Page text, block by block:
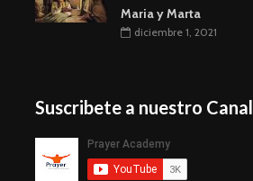
Maria y Marta
diciembre 1, 2021
Suscribete a nuestro Canal